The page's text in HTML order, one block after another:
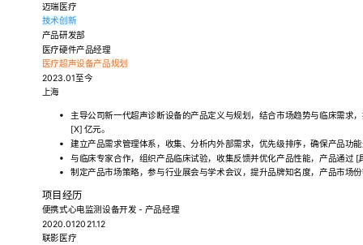
迈瑞医疗
技术创新
产品研发部
医疗硬件产品经理
医疗超声设备产品规划
2023.01至今
上海
主导公司新一代超声诊断设备的产品定义与规划，结合市场趋势与临床需求
[X] 亿元。
建立产品需求管理体系，收集、分析内外部需求，优先级排序，确保产品功
与临床专家合作，组织产品临床试验，收集反馈并优化产品性能，产品通过 [
制定产品市场策略，参与行业展会与学术会议，提升品牌知名度，产品市场
项目经历
便携式心电监测设备开发 - 产品经理
2020.012021.12
联影医疗